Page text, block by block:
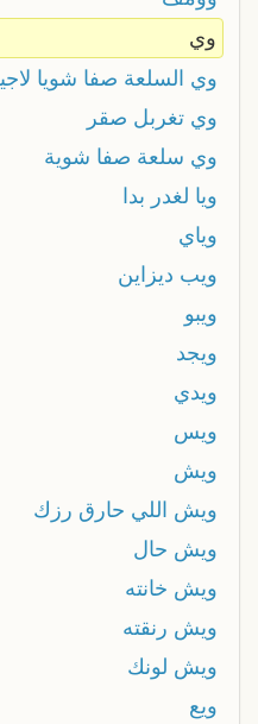
وي
وي السلعة صفا شويا
وي تغربل صقر
وي سلعة صفا شوية
ويا لغدر بدا
وياي
ويب ديزاين
ويبو
ويجد
ويدي
ويس
ويش
ويش اللي حارق رزك
ويش حال
ويش خانته
ويش رنقته
ويش لونك
ويع